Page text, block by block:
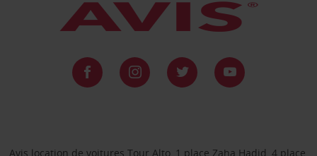
Avis location de voitures Tour Alto, 1 place Zaha Hadid, 4 place